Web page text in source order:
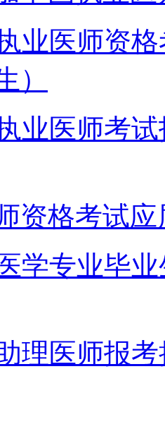
业医师资
）
业医师考
资格考试
学专业毕
理医师报